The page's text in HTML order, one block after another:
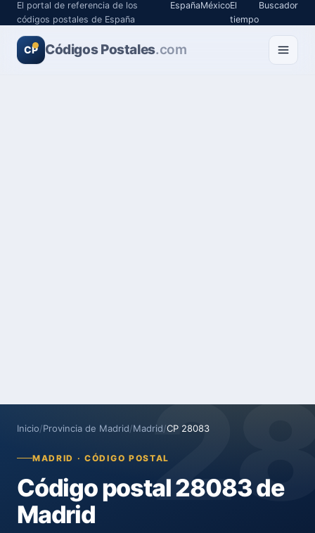
El portal de referencia de los
códigos postales de España
EspañaMéxicoEl
tiempo
Buscador
CP Códigos Postales.com
Inicio/Provincia de Madrid/Madrid/CP 28083
MADRID · CÓDIGO POSTAL
Código postal 28083 de
Madrid